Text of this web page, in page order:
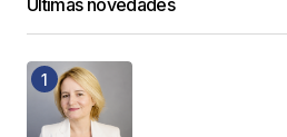
Últimas novedades